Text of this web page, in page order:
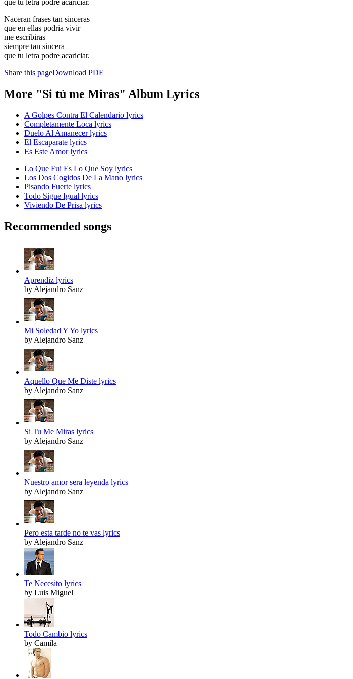
Naceran frases tan sinceras
que en ellas podria vivir
me escribiras
siempre tan sincera
que tu letra podre acariciar.
Share this pageDownload PDF
More "Si tú me Miras" Album Lyrics
A Golpes Contra El Calendario lyrics
Completamente Loca lyrics
Duelo Al Amanecer lyrics
El Escaparate lyrics
Es Este Amor lyrics
Lo Que Fui Es Lo Que Soy lyrics
Los Dos Cogidos De La Mano lyrics
Pisando Fuerte lyrics
Todo Sigue Igual lyrics
Viviendo De Prisa lyrics
Recommended songs
Aprendiz lyrics
by Alejandro Sanz
Mi Soledad Y Yo lyrics
by Alejandro Sanz
Aquello Que Me Diste lyrics
by Alejandro Sanz
Si Tu Me Miras lyrics
by Alejandro Sanz
Nuestro amor sera leyenda lyrics
by Alejandro Sanz
Pero esta tarde no te vas lyrics
by Alejandro Sanz
Te Necesito lyrics
by Luis Miguel
Todo Cambio lyrics
by Camila